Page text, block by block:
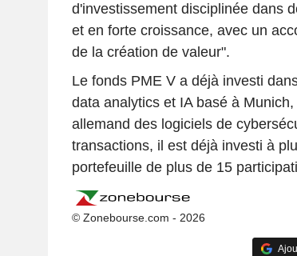
d'investissement disciplinée dans
et en forte croissance, avec un
de la création de valeur".
Le fonds PME V a déjà investi
data analytics et IA basé à
allemand des logiciels de
transactions, il est déjà investi à
portefeuille de plus de 15
© Zonebourse.com - 2026